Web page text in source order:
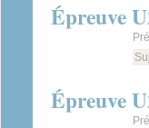
Épreuve
Épreuve